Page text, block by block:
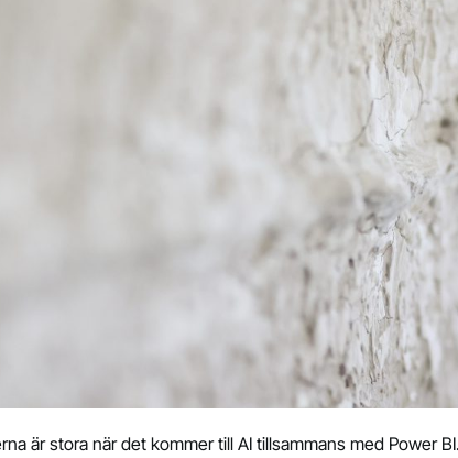
är stora när det kommer till AI tillsammans med Power